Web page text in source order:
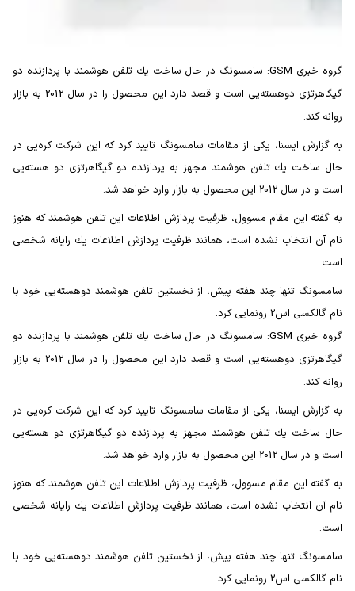
گروه خبری GSM: سامسونگ در حال ساخت یك تلفن هوشمند با پردازنده دو
گیگاهرتزی دوهسته‌یی است و قصد دارد این محصول را در سال 2012 به بازار
روانه كند.
به گزارش ایسنا، یكی از مقامات سامسونگ تایید كرد كه این شركت كره‌یی در
حال ساخت یك تلفن هوشمند مجهز به پردازنده دو گیگاهرتزی دو هسته‌یی
است و در سال 2012 این محصول به بازار وارد خواهد شد.
به گفته این مقام مسوول، ظرفیت پردازش اطلاعات این تلفن هوشمند كه هنوز
نام آن انتخاب نشده است، همانند ظرفیت پردازش اطلاعات یك رایانه شخصی
است.
سامسونگ تنها چند هفته پیش، از نخستین تلفن هوشمند دوهسته‌یی خود با
نام گالكسی اس2 رونمایی كرد.
گروه خبری GSM: سامسونگ در حال ساخت یك تلفن هوشمند با پردازنده دو
گیگاهرتزی دوهسته‌یی است و قصد دارد این محصول را در سال 2012 به بازار
روانه كند.
به گزارش ایسنا، یكی از مقامات سامسونگ تایید كرد كه این شركت كره‌یی در
حال ساخت یك تلفن هوشمند مجهز به پردازنده دو گیگاهرتزی دو هسته‌یی
است و در سال 2012 این محصول به بازار وارد خواهد شد.
به گفته این مقام مسوول، ظرفیت پردازش اطلاعات این تلفن هوشمند كه هنوز
نام آن انتخاب نشده است، همانند ظرفیت پردازش اطلاعات یك رایانه شخصی
است.
سامسونگ تنها چند هفته پیش، از نخستین تلفن هوشمند دوهسته‌یی خود با
نام گالكسی اس2 رونمایی كرد.